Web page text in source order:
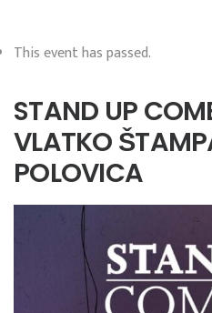
This event has passed.
STAND UP
VLATKO
POLOVICA